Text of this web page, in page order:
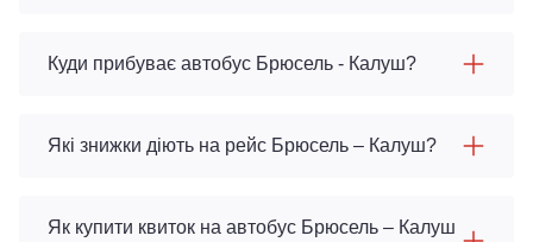
Куди прибуває автобус Брюсель - Калуш?
Які знижки діють на рейс Брюсель – Калуш?
Як купити квиток на автобус Брюсель – Калуш